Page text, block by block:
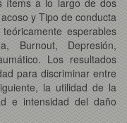
y Tipo de conducta
esperables
Burnout, Depresión,
Los resultados
para discriminar entre
la utilidad de la
e intensidad del daño